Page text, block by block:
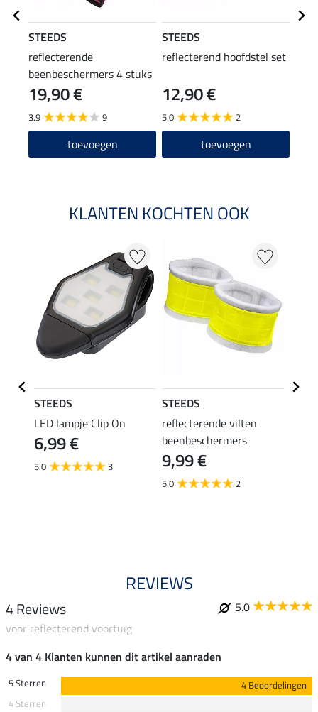
STEEDS
reflecterende
beenbeschermers 4 stuks
19,90 €
3.9 9
toevoegen
STEEDS
reflecterend hoofdstel set
12,90 €
5.0 2
toevoegen
KLANTEN KOCHTEN OOK
STEEDS
LED lampje Clip On
6,99 €
5.0 3
STEEDS
reflecterende vilten
beenbeschermers
9,99 €
5.0 2
REVIEWS
4 Reviews
5.0
voor reflecterend voortuig
4 van 4 Klanten kunnen dit artikel aanraden
5 Sterren
4 Beoordelingen
4 Sterren